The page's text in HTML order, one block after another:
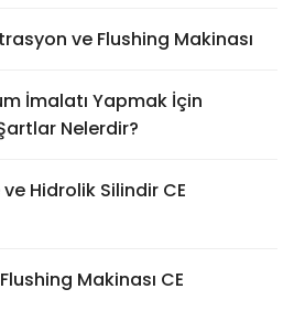
ve Flushing Makinası
İmalatı Yapmak İçin
Nelerdir?
Hidrolik Silindir CE
Makinası CE